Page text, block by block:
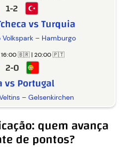
Volkspark – Hamburgo
1-2
vs Turquia
16:00 🇧🇷 | 20:00 🇵🇹
– Gelsenkirchen
2-0
vs Portugal
quem avança
de pontos?